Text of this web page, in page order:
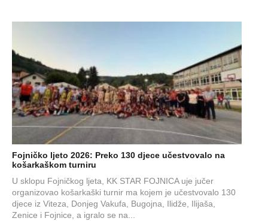
Fojničko ljeto 2026: Preko 130 djece učestvovalo na
košarkaškom turniru
U sklopu Fojničkog ljeta, KK STAR FOJNICA uje jučer
organizovao košarkaški turnir ma kojem je učestvovalo 130
djece iz Viteza, Donjeg Vakufa, Bugojna, Ilidže, Ilijaša,
Zenice i Fojnice, a igralo se na...